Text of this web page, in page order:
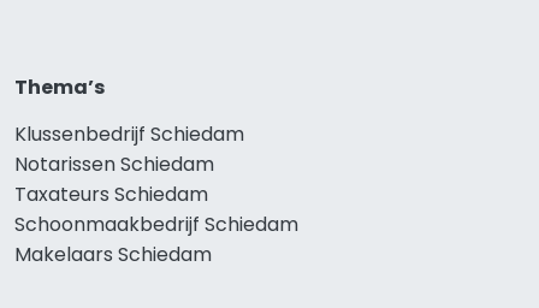
Thema’s
Klussenbedrijf Schiedam
Notarissen Schiedam
Taxateurs Schiedam
Schoonmaakbedrijf Schiedam
Makelaars Schiedam